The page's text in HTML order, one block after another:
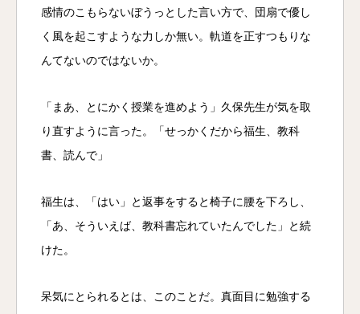
感情のこもらないぼうっとした言い方で、団扇で優し
く風を起こすような力しか無い。軌道を正すつもりな
んてないのではないか。
「まあ、とにかく授業を進めよう」久保先生が気を取
り直すように言った。「せっかくだから福生、教科
書、読んで」
福生は、「はい」と返事をすると椅子に腰を下ろし、
「あ、そういえば、教科書忘れていたんでした」と続
けた。
呆気にとられるとは、このことだ。真面目に勉強する